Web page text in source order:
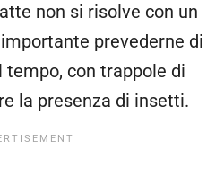
non si risolve con un
prevederne di
con trappole di
la presenza di insetti.